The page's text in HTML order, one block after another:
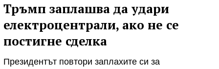
Тръмп заплашва да удари
електроцентрали, ако не се
постигне сделка
Президентът повтори заплахите си за